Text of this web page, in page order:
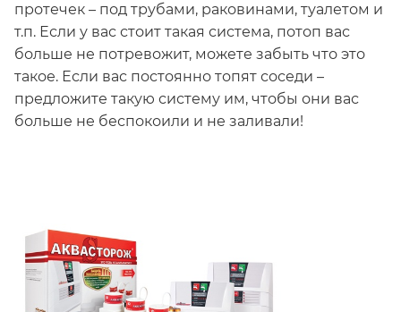
протечек – под трубами, раковинами, туалетом и
т.п. Если у вас стоит такая система, потоп вас
больше не потревожит, можете забыть что это
такое. Если вас постоянно топят соседи –
предложите такую систему им, чтобы они вас
больше не беспокоили и не заливали!